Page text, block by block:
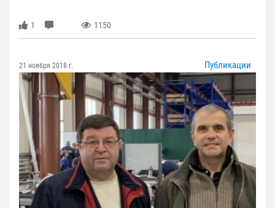
1 1150
21 ноября 2018 г. Публикации